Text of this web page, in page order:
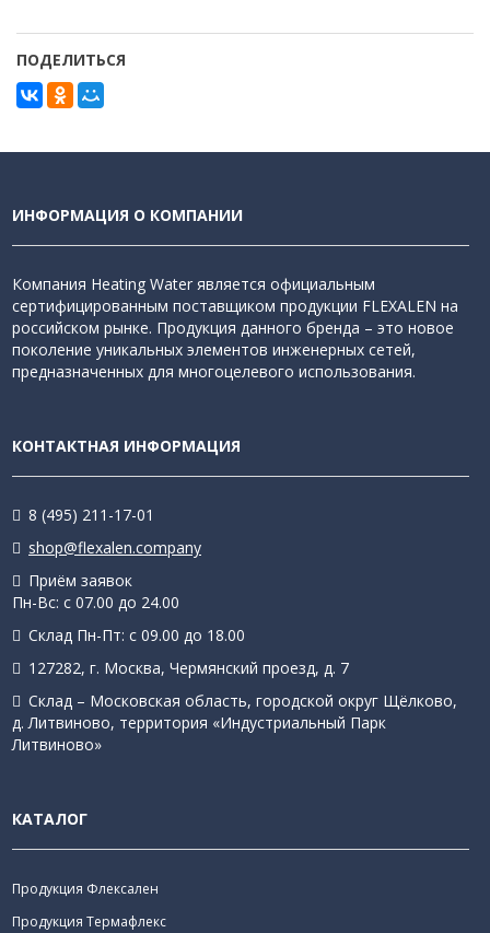
ПОДЕЛИТЬСЯ
ИНФОРМАЦИЯ О КОМПАНИИ
Компания Heating Water является официальным
сертифицированным поставщиком продукции FLEXALEN на
российском рынке. Продукция данного бренда – это новое
поколение уникальных элементов инженерных сетей,
предназначенных для многоцелевого использования.
КОНТАКТНАЯ ИНФОРМАЦИЯ
8 (495) 211-17-01
shop@flexalen.company
Приём заявок
Пн-Вс: с 07.00 до 24.00
Склад Пн-Пт: с 09.00 до 18.00
127282, г. Москва, Чермянский проезд, д. 7
Склад – Московская область, городской округ Щёлково,
д. Литвиново, территория «Индустриальный Парк
Литвиново»
КАТАЛОГ
Продукция Флексален
Продукция Термафлекс